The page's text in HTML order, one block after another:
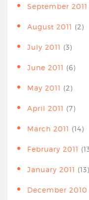
September 2011
August 2011 (2)
July 2011 (3)
June 2011 (6)
May 2011 (2)
April 2011 (7)
March 2011 (14)
February 2011
January 2011 (13)
December 2010